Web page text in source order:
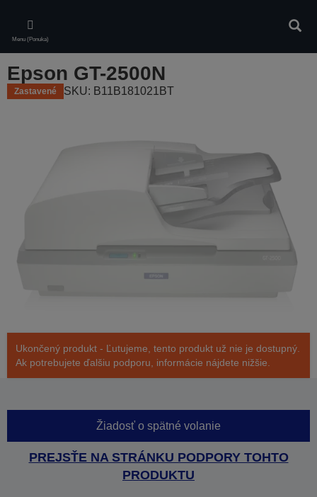
main
content
Menu (Ponuka)
Epson GT-2500N
Zastavené SKU: B11B181021BT
Ukončený produkt - Ľutujeme, tento produkt už nie je dostupný.
Ak potrebujete ďalšiu podporu, informácie nájdete nižšie.
Žiadosť o spätné volanie
PREJSŤE NA STRÁNKU PODPORY TOHTO
PRODUKTU